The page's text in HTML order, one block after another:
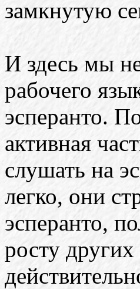
замкнутую
И здесь мы
рабочего
эсперанто.
активная
слушать на
легко, они
эсперанто,
росту